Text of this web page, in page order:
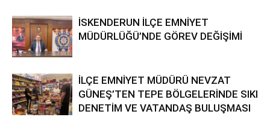
İSKENDERUN İLÇE EMNİYET
MÜDÜRLÜĞÜ’NDE GÖREV DEĞİŞİMİ
İLÇE EMNİYET MÜDÜRÜ NEVZAT
GÜNEŞ’TEN TEPE BÖLGELERİNDE SIKI
DENETİM VE VATANDAŞ BULUŞMASI